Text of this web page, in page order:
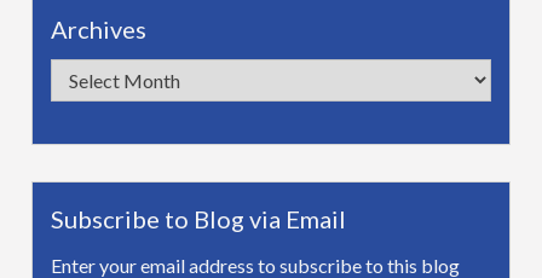
Archives
Archives
Subscribe to Blog via Email
Enter your email address to subscribe to this blog